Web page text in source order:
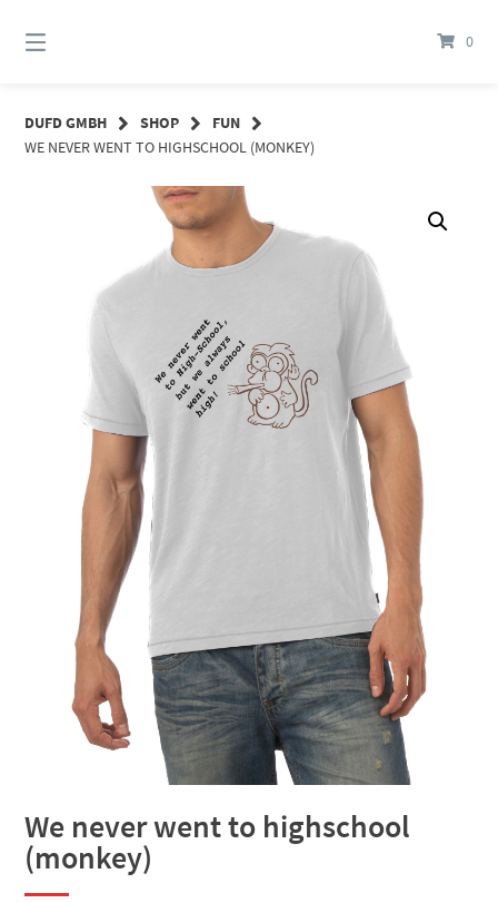
zum
Inhalt
0
DUFD GMBH SHOP
FUN
WE NEVER WENT TO HIGHSCHOOL (MONKEY)
We never went to highschool
(monkey)